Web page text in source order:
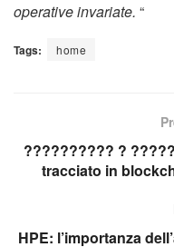
operative invariate. “
Tags: home
?????????? ?
tracciato in
HPE: l’importanza